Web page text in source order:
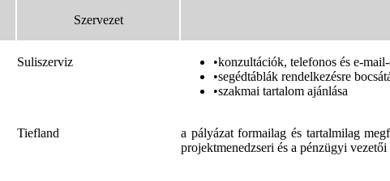
Szervezet
Suliszerviz
•konzultációk, telefonos és e-mail-
•segédtáblák rendelkezésre
•szakmai tartalom ajánlása
Tiefland
a pályázat formailag és tartalmilag
projektmenedzseri és a pénzügyi